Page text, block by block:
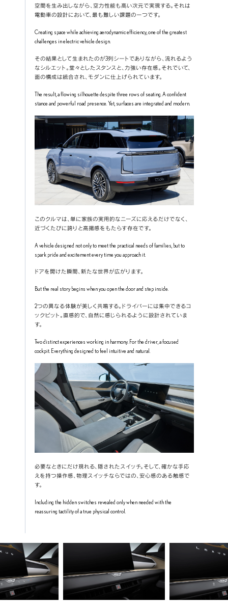
空間を生み出しながら、空力性能も高い次元で実現する。それは
電動車の設計において、最も難しい課題の一つです。
Creating space while achieving aerodynamic efficiency, one of the greatest
challenges in electric vehicle design.
その結果として生まれたのが3列シートでありながら、流れるよう
なシルエット。堂々としたスタンスと、力強い存在感。それでいて、
面の構成は統合され、モダンに仕上げられています。
The result, a flowing silhouette despite three rows of seating. A confident
stance and powerful road presence. Yet, surfaces are integrated and modern.
このクルマは、単に家族の実用的なニーズに応えるだけでなく、
近づくたびに誇りと高揚感をもたらす存在です。
A vehicle designed not only to meet the practical needs of families, but to
spark pride and excitement every time you approach it.
ドアを開けた瞬間、新たな世界が広がります。
But the real story begins when you open the door and step inside.
2つの異なる体験が美しく共鳴する。ドライバーには集中できるコ
ックピット。直感的で、自然に感じられるように設計されていま
す。
Two distinct experiences working in harmony. For the driver, a focused
cockpit. Everything designed to feel intuitive and natural.
必要なときにだけ現れる、隠されたスイッチ。そして、確かな手応
えを持つ操作感、物理スイッチならではの、安心感のある触感で
す。
Including the hidden switches revealed only when needed with the
reassuring tactility of a true physical control.